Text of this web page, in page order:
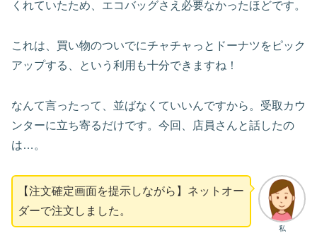
くれていたため、エコバッグさえ必要なかったほどです。
これは、買い物のついでにチャチャっとドーナツをピック
アップする、という利用も十分できますね！
なんて言ったって、並ばなくていいんですから。受取カウ
ンターに立ち寄るだけです。今回、店員さんと話したの
は…。
私
【注文確定画面を提示しながら】ネットオー
ダーで注文しました。